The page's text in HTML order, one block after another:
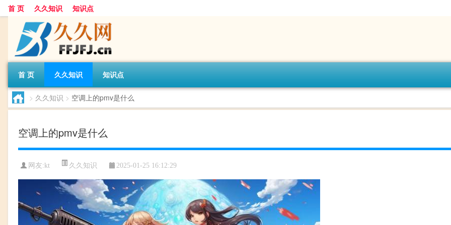
首 页 久久知识 知识点
首 页 久久知识 知识点
> 久久知识 > 空调上的pmv是什么
空调上的pmv是什么
网友:kt 久久知识 2025-01-25 16:12:29